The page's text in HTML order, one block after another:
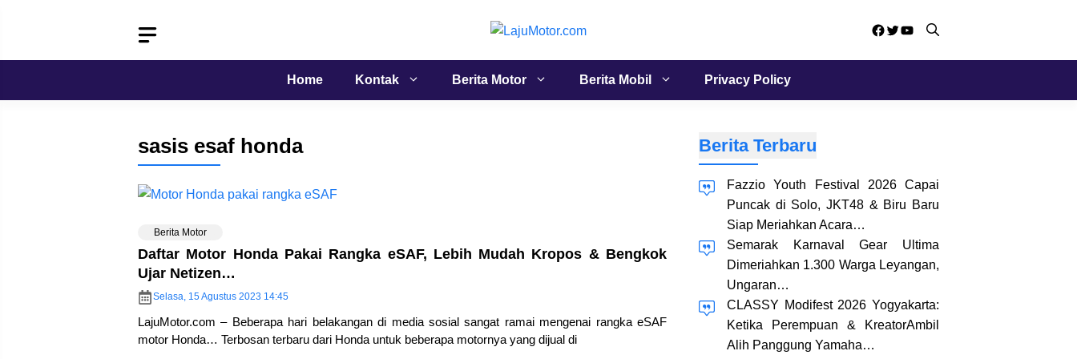
Facebook
Twitter
YouTube
Home Kontak Berita Motor Berita Mobil Privacy Policy
sasis esaf honda
Berita Motor
Daftar Motor Honda Pakai Rangka eSAF, Lebih Mudah Kropos & Bengkok
Ujar Netizen…
Selasa, 15 Agustus 2023 14:45
LajuMotor.com – Beberapa hari belakangan di media sosial sangat ramai mengenai rangka eSAF
motor Honda… Terbosan terbaru dari Honda untuk beberapa motornya yang dijual di
Berita Terbaru
Fazzio Youth Festival 2026 Capai
Puncak di Solo, JKT48 & Biru Baru
Siap Meriahkan Acara…
Semarak Karnaval Gear Ultima
Dimeriahkan 1.300 Warga Leyangan,
Ungaran…
CLASSY Modifest 2026 Yogyakarta:
Ketika Perempuan & KreatorAmbil
Alih Panggung Yamaha…